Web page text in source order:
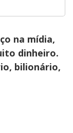
na mídia,
dinheiro.
bilionário,